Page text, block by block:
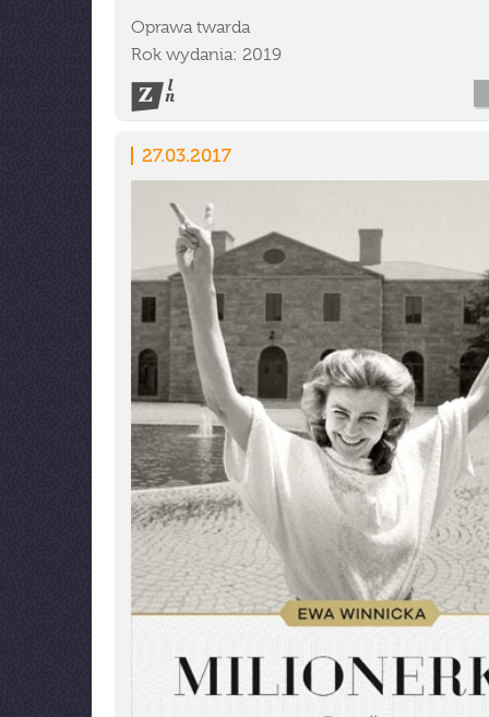
Oprawa twarda
Rok wydania: 2019
27.03.2017